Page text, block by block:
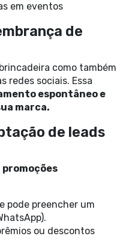
em eventos
de
como também
redes sociais. Essa
espontâneo e
marca.
de leads
pode preencher um
ou descontos